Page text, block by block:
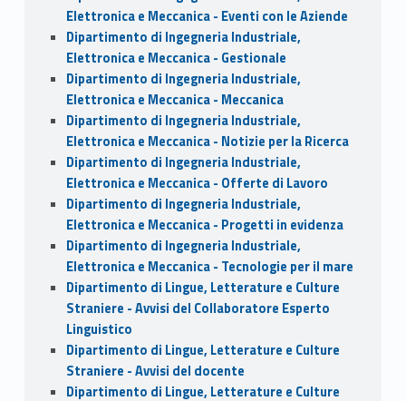
Elettronica e Meccanica - Eventi con le Aziende
Dipartimento di Ingegneria Industriale,
Elettronica e Meccanica - Gestionale
Dipartimento di Ingegneria Industriale,
Elettronica e Meccanica - Meccanica
Dipartimento di Ingegneria Industriale,
Elettronica e Meccanica - Notizie per la Ricerca
Dipartimento di Ingegneria Industriale,
Elettronica e Meccanica - Offerte di Lavoro
Dipartimento di Ingegneria Industriale,
Elettronica e Meccanica - Progetti in evidenza
Dipartimento di Ingegneria Industriale,
Elettronica e Meccanica - Tecnologie per il mare
Dipartimento di Lingue, Letterature e Culture
Straniere - Avvisi del Collaboratore Esperto
Linguistico
Dipartimento di Lingue, Letterature e Culture
Straniere - Avvisi del docente
Dipartimento di Lingue, Letterature e Culture